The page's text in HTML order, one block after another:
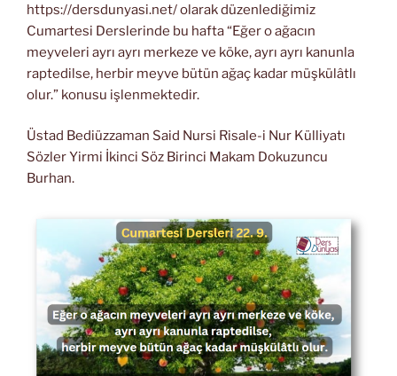
https://dersdunyasi.net/ olarak düzenlediğimiz
Cumartesi Derslerinde bu hafta “Eğer o ağacın
meyveleri ayrı ayrı merkeze ve köke, ayrı ayrı kanunla
raptedilse, herbir meyve bütün ağaç kadar müşkülâtlı
olur.” konusu işlenmektedir.
Üstad Bediüzzaman Said Nursi Risale-i Nur Külliyatı
Sözler Yirmi İkinci Söz Birinci Makam Dokuzuncu
Burhan.